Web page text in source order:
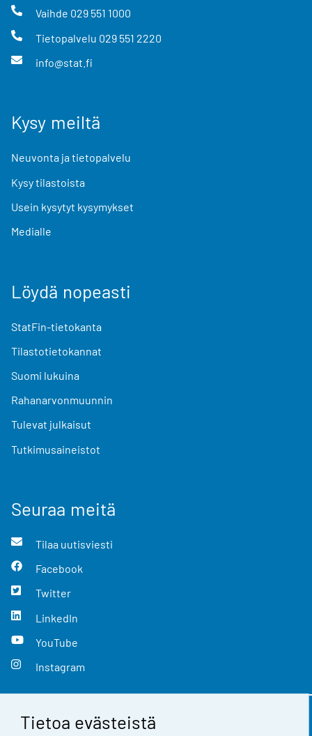
Tietoa evästeistä
Vaihde 029 551 1000
Tietopalvelu 029 551 2220
info@stat.fi
Kysy meiltä
Neuvonta ja tietopalvelu
Kysy tilastoista
Usein kysytyt kysymykset
Medialle
Löydä nopeasti
StatFin-tietokanta
Tilastotietokannat
Suomi lukuina
Rahanarvonmuunnin
Tulevat julkaisut
Tutkimusaineistot
Seuraa meitä
Tilaa uutisviesti
Facebook
Twitter
LinkedIn
YouTube
Instagram
Yhteystiedot